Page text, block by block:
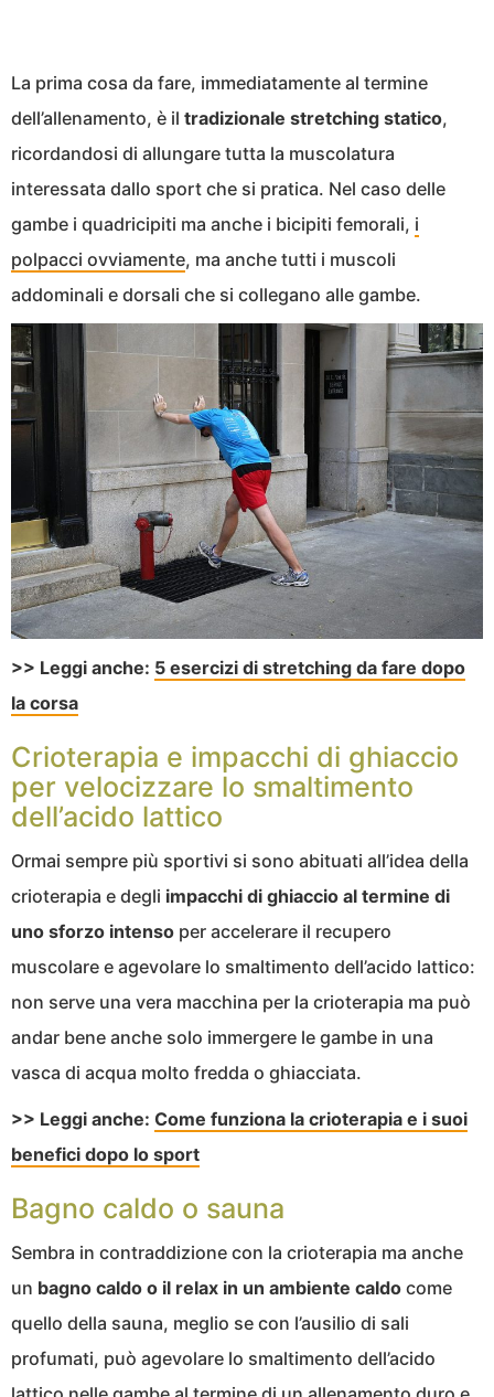
La prima cosa da fare, immediatamente al termine
dell’allenamento, è il tradizionale stretching statico,
ricordandosi di allungare tutta la muscolatura
interessata dallo sport che si pratica. Nel caso delle
gambe i quadricipiti ma anche i bicipiti femorali, i
polpacci ovviamente, ma anche tutti i muscoli
addominali e dorsali che si collegano alle gambe.
>> Leggi anche: 5 esercizi di stretching da fare dopo
la corsa
Crioterapia e impacchi di ghiaccio
per velocizzare lo smaltimento
dell’acido lattico
Ormai sempre più sportivi si sono abituati all’idea della
crioterapia e degli impacchi di ghiaccio al termine di
uno sforzo intenso per accelerare il recupero
muscolare e agevolare lo smaltimento dell’acido lattico:
non serve una vera macchina per la crioterapia ma può
andar bene anche solo immergere le gambe in una
vasca di acqua molto fredda o ghiacciata.
>> Leggi anche: Come funziona la crioterapia e i suoi
benefici dopo lo sport
Bagno caldo o sauna
Sembra in contraddizione con la crioterapia ma anche
un bagno caldo o il relax in un ambiente caldo come
quello della sauna, meglio se con l’ausilio di sali
profumati, può agevolare lo smaltimento dell’acido